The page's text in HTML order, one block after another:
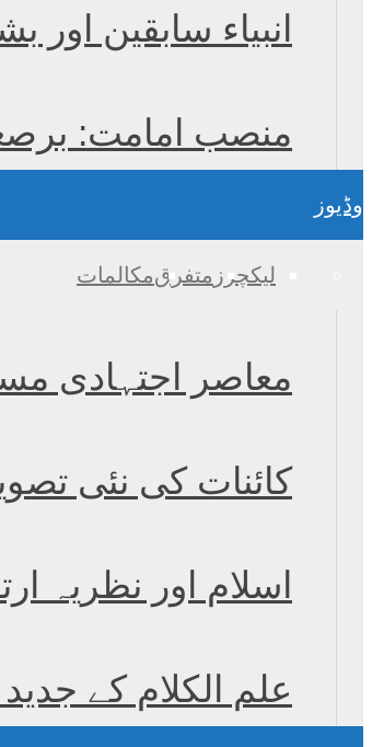
انبیاء سابقین
منصب امامت:
وڈیوز
لیکچرز متفرقمکالمات
معاصر اجتہادی
کائنات کی نئی
اسلام اور نظریہ
علم الکلام کے